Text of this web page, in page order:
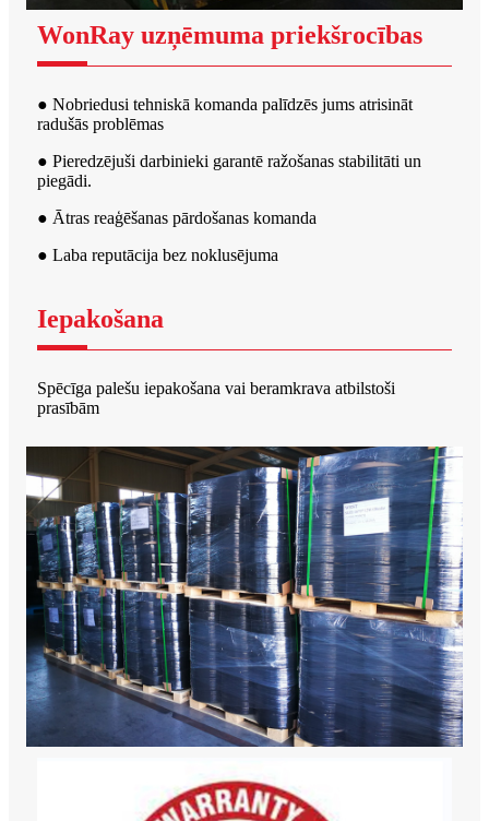
WonRay uzņēmuma priekšrocības
● Nobriedusi tehniskā komanda palīdzēs jums atrisināt
radušās problēmas
● Pieredzējuši darbinieki garantē ražošanas stabilitāti un
piegādi.
● Ātras reaģēšanas pārdošanas komanda
● Laba reputācija bez noklusējuma
Iepakošana
Spēcīga palešu iepakošana vai beramkrava atbilstoši
prasībām